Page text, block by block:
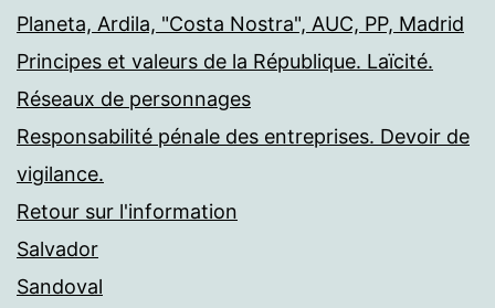
Planeta, Ardila, "Costa Nostra", AUC, PP, Madrid
Principes et valeurs de la République. Laïcité.
Réseaux de personnages
Responsabilité pénale des entreprises. Devoir de
vigilance.
Retour sur l'information
Salvador
Sandoval